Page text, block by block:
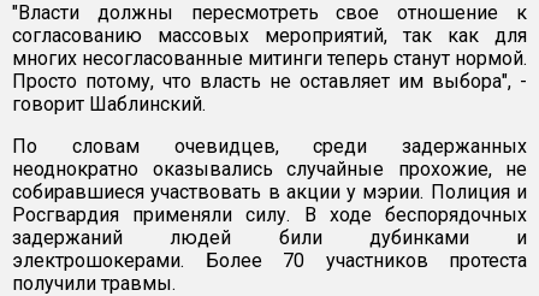
"Власти должны пересмотреть свое отношение к
согласованию массовых мероприятий, так как для
многих несогласованные митинги теперь станут нормой.
Просто потому, что власть не оставляет им выбора", -
говорит Шаблинский.
По словам очевидцев, среди задержанных
неоднократно оказывались случайные прохожие, не
собиравшиеся участвовать в акции у мэрии. Полиция и
Росгвардия применяли силу. В ходе беспорядочных
задержаний людей били дубинками и
электрошокерами. Более 70 участников протеста
получили травмы.